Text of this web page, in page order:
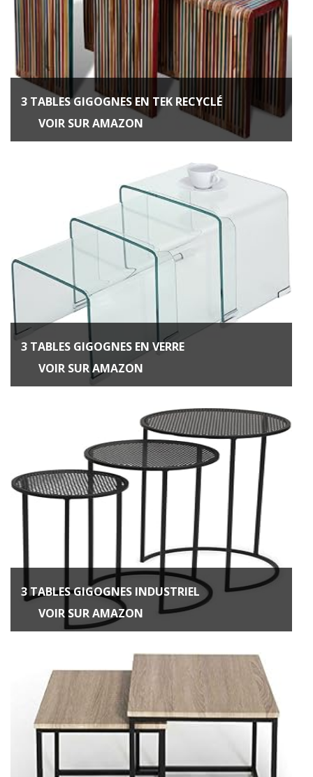
3 TABLES GIGOGNES EN TEK RECYCLÉ
VOIR SUR AMAZON
3 TABLES GIGOGNES EN VERRE
VOIR SUR AMAZON
3 TABLES GIGOGNES INDUSTRIEL
VOIR SUR AMAZON